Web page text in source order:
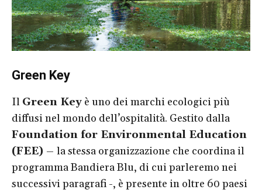
Green Key
Il Green Key è uno dei marchi ecologici più
diffusi nel mondo dell’ospitalità. Gestito dalla
Foundation for Environmental Education
(FEE) – la stessa organizzazione che coordina il
programma Bandiera Blu, di cui parleremo nei
successivi paragrafi -, è presente in oltre 60 paesi